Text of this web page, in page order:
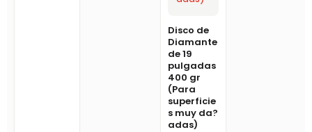
Disco de
Diamante
de 19
pulgadas
400 gr
(Para
superficie
s muy da?
adas)